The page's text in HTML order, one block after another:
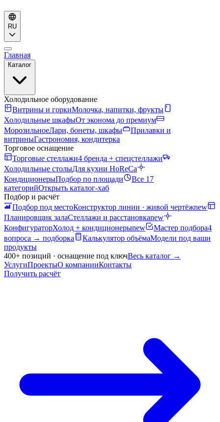
RU
Главная
Каталог
Холодильное оборудование
Витрины и горкиМолочка, напитки, фрукты
Холодильные шкафыОт эконома до премиум
МорозильноеЛари, бонеты, шкафы
Прилавки и
витриныГастрономия, кондитерка
Торговое оснащение
Торговые стеллажи4 бренда + спецстеллажи
Холодильные столыДля кухни HoReCa
КондиционерыПодбор по площади
Все 17
категорийОткрыть каталог-хаб
Подбор и расчёт
Подбор под местоКонструктор линии · живой чертёжnew
Планировщик залаСтеллажи и расстановкаnew
КонфигураторХолод + кондиционерыnew Мастер подбора4
вопроса → подборка
Калькулятор объёмаМодели под ваши
продукты
400+ позиций · оснащение под ключВесь каталог →
УслугиПроектыО компанииКонтакты
Получить расчёт